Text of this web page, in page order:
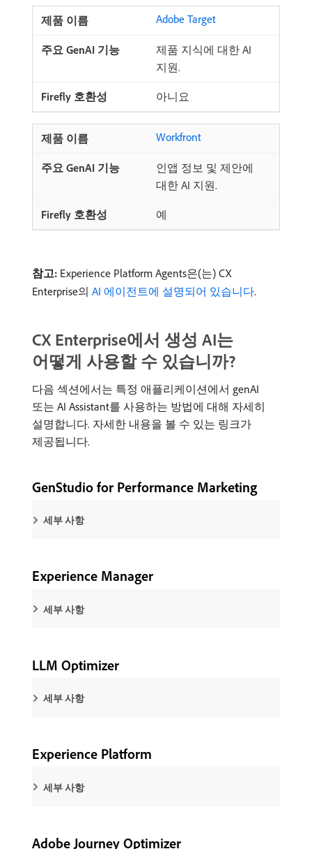
Adobe Target
제품 지식에 대한 AI
지원.
아니요
Workfront
인앱 정보 및 제안에
대한 AI 지원.
예
참고: Experience Platform Agents은(는) CX
Enterprise의 AI 에이전트에 설명되어 있습니다.
CX Enterprise에서 생성 AI는
어떻게 사용할 수 있습니까?
다음 섹션에서는 특정 애플리케이션에서 genAI
또는 AI Assistant를 사용하는 방법에 대해 자세히
설명합니다. 자세한 내용을 볼 수 있는 링크가
제공됩니다.
GenStudio for Performance Marketing
세부 사항
Experience Manager
세부 사항
LLM Optimizer
세부 사항
Experience Platform
세부 사항
Adobe Journey Optimizer